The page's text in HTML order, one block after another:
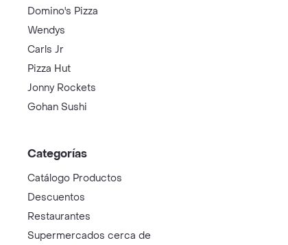
Domino's Pizza
Wendys
Carls Jr
Pizza Hut
Jonny Rockets
Gohan Sushi
Categorías
Catálogo Productos
Descuentos
Restaurantes
Supermercados cerca de